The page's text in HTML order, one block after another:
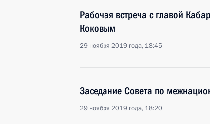
Рабочая встреча с главой
Коковым
29 ноября 2019 года, 18:45
Заседание Совета по
29 ноября 2019 года, 18:20